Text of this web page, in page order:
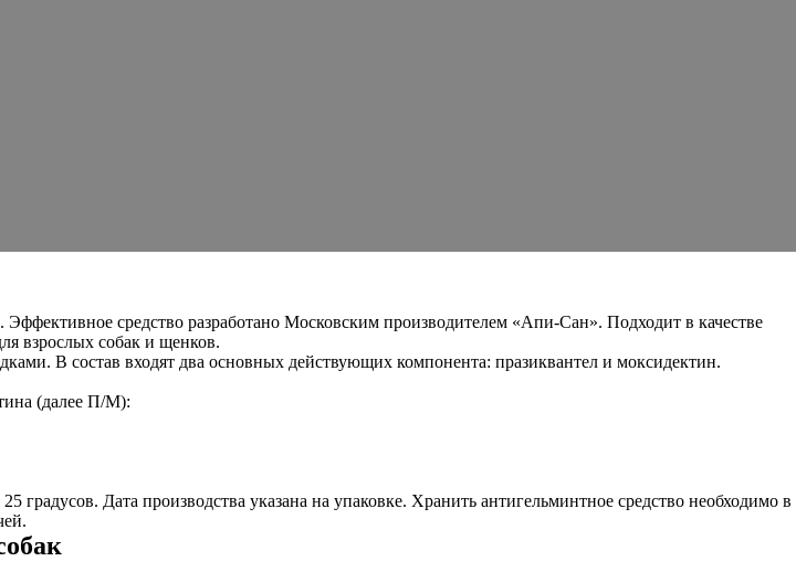
средство разработано Московским производителем «Апи-Сан». Подходит в качестве
взрослых собак и щенков.
В состав входят два основных действующих компонента: празиквантел и моксидектин.
(далее П/М):
градусов. Дата производства указана на упаковке. Хранить антигельминтное средство необходимо в